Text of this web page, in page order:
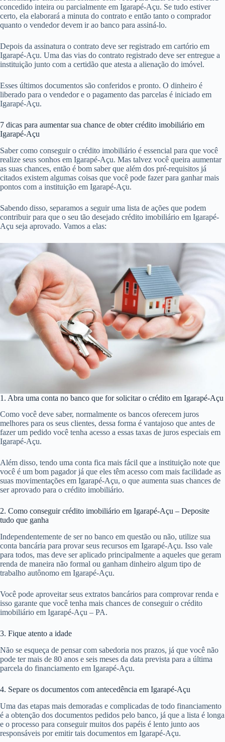
concedido inteira ou parcialmente em Igarapé-Açu. Se tudo estiver
certo, ela elaborará a minuta do contrato e então tanto o comprador
quanto o vendedor devem ir ao banco para assiná-lo.
Depois da assinatura o contrato deve ser registrado em cartório em
Igarapé-Açu. Uma das vias do contrato registrado deve ser entregue a
instituição junto com a certidão que atesta a alienação do imóvel.
Esses últimos documentos são conferidos e pronto. O dinheiro é
liberado para o vendedor e o pagamento das parcelas é iniciado em
Igarapé-Açu.
7 dicas para aumentar sua chance de obter crédito imobiliário em
Igarapé-Açu
Saber como conseguir o crédito imobiliário é essencial para que você
realize seus sonhos em Igarapé-Açu. Mas talvez você queira aumentar
as suas chances, então é bom saber que além dos pré-requisitos já
citados existem algumas coisas que você pode fazer para ganhar mais
pontos com a instituição em Igarapé-Açu.
Sabendo disso, separamos a seguir uma lista de ações que podem
contribuir para que o seu tão desejado crédito imobiliário em Igarapé-
Açu seja aprovado. Vamos a elas:
1. Abra uma conta no banco que for solicitar o crédito em Igarapé-Açu
Como você deve saber, normalmente os bancos oferecem juros
melhores para os seus clientes, dessa forma é vantajoso que antes de
fazer um pedido você tenha acesso a essas taxas de juros especiais em
Igarapé-Açu.
Além disso, tendo uma conta fica mais fácil que a instituição note que
você é um bom pagador já que eles têm acesso com mais facilidade as
suas movimentações em Igarapé-Açu, o que aumenta suas chances de
ser aprovado para o crédito imobiliário.
2. Como conseguir crédito imobiliário em Igarapé-Açu – Deposite
tudo que ganha
Independentemente de ser no banco em questão ou não, utilize sua
conta bancária para provar seus recursos em Igarapé-Açu. Isso vale
para todos, mas deve ser aplicado principalmente a aqueles que geram
renda de maneira não formal ou ganham dinheiro algum tipo de
trabalho autônomo em Igarapé-Açu.
Você pode aproveitar seus extratos bancários para comprovar renda e
isso garante que você tenha mais chances de conseguir o crédito
imobiliário em Igarapé-Açu – PA.
3. Fique atento a idade
Não se esqueça de pensar com sabedoria nos prazos, já que você não
pode ter mais de 80 anos e seis meses da data prevista para a última
parcela do financiamento em Igarapé-Açu.
4. Separe os documentos com antecedência em Igarapé-Açu
Uma das etapas mais demoradas e complicadas de todo financiamento
é a obtenção dos documentos pedidos pelo banco, já que a lista é longa
e o processo para conseguir muitos dos papéis é lento junto aos
responsáveis por emitir tais documentos em Igarapé-Açu.